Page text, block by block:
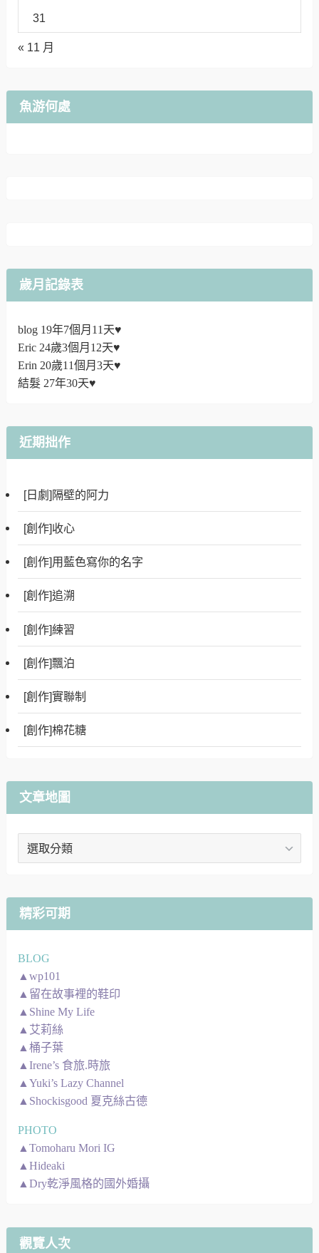
31
« 11 月
魚游何處
歲月記錄表
blog 19年7個月11天♥
Eric 24歲3個月12天♥
Erin 20歲11個月3天♥
結髮 27年30天♥
近期拙作
[日劇]隔壁的阿力
[創作]收心
[創作]用藍色寫你的名字
[創作]追溯
[創作]練習
[創作]飄泊
[創作]實聯制
[創作]棉花糖
文章地圖
文
圖
精彩可期
BLOG
▲wp101
▲留在故事裡的鞋印
▲Shine My Life
▲艾莉絲
▲桶子葉
▲Irene’s 食旅.時旅
▲Yuki’s Lazy Channel
▲Shockisgood 夏克絲古德
PHOTO
▲Tomoharu Mori IG
▲Hideaki
▲Dry乾淨風格的國外婚攝
觀覽人次